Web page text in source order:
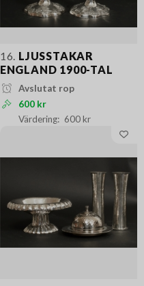
16. LJUSSTAKAR
ENGLAND 1900-TAL
Avslutat rop
600 kr
600 kr